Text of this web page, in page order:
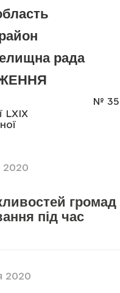
рада
№ 35
LXIX
2020
громад
під час
2020